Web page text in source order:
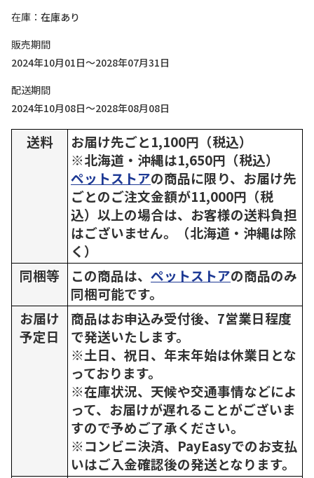
在庫
在庫あり
販売期間
2024年10月01日～2028年07月31日
配送期間
2024年10月08日～2028年08月08日
送料
お届け先ごと1,100円（税込）
※北海道・沖縄は1,650円（税込）
ペットストアの商品に限り、お届け先
ごとのご注文金額が11,000円（税
込）以上の場合は、お客様の送料負担
はございません。（北海道・沖縄は除
く）
同梱等
この商品は、 ペットストアの商品のみ
同梱可能です。
お届け
予定日
商品はお申込み受付後、7営業日程度
で発送いたします。
※土日、祝日、年末年始は休業日とな
っております。
※在庫状況、天候や交通事情などによ
って、お届けが遅れることがございま
すので予めご了承ください。
※コンビニ決済、PayEasyでのお支払
いはご入金確認後の発送となります。